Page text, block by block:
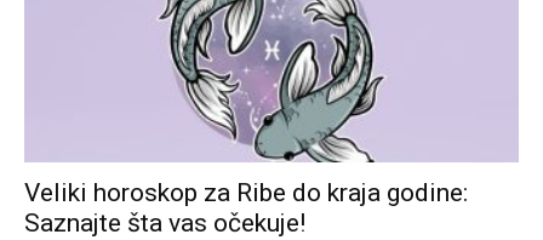
Veliki horoskop za Ribe do kraja godine:
Saznajte šta vas očekuje!